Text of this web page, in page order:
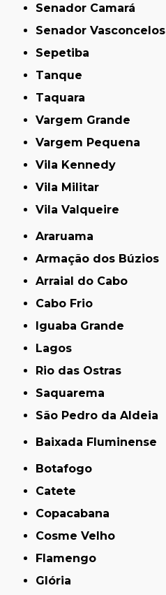
Senador Camará
Senador Vasconcelos
Sepetiba
Tanque
Taquara
Vargem Grande
Vargem Pequena
Vila Kennedy
Vila Militar
Vila Valqueire
Araruama
Armação dos Búzios
Arraial do Cabo
Cabo Frio
Iguaba Grande
Lagos
Rio das Ostras
Saquarema
São Pedro da Aldeia
Baixada Fluminense
Botafogo
Catete
Copacabana
Cosme Velho
Flamengo
Glória